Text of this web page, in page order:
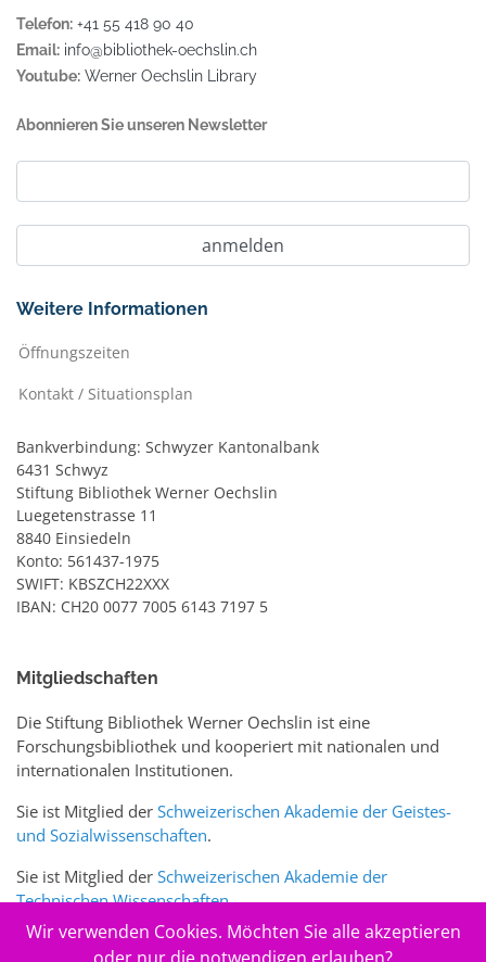
Telefon: +41 55 418 90 40
Email: info@bibliothek-oechslin.ch
Youtube: Werner Oechslin Library
Abonnieren Sie unseren Newsletter
Weitere Informationen
Öffnungszeiten
Kontakt / Situationsplan
Bankverbindung: Schwyzer Kantonalbank
6431 Schwyz
Stiftung Bibliothek Werner Oechslin
Luegetenstrasse 11
8840 Einsiedeln
Konto: 561437-1975
SWIFT: KBSZCH22XXX
IBAN: CH20 0077 7005 6143 7197 5
Mitgliedschaften
Die Stiftung Bibliothek Werner Oechslin ist eine
Forschungsbibliothek und kooperiert mit nationalen und
internationalen Institutionen.
Sie ist Mitglied der Schweizerischen Akademie der Geistes-
und Sozialwissenschaften.
Sie ist Mitglied der Schweizerischen Akademie der
Technischen Wissenschaften.
Sie ist zudem Mitglied des Schweizer Portalswww.sciences-
Wir verwenden Cookies. Möchten Sie alle akzeptieren